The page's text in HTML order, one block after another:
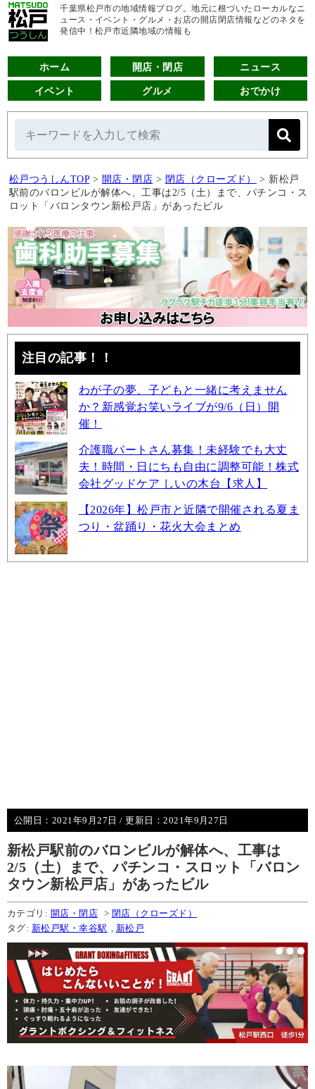
千葉県松戸市の地域情報ブログ。地元に根づいたローカルなニ
ュース・イベント・グルメ・お店の開店閉店情報などのネタを
発信中！松戸市近隣地域の情報も
ホーム 開店・閉店 ニュース
イベント グルメ おでかけ
松戸つうしんTOP > 開店・閉店 > 閉店（クローズド） > 新松戸
駅前のバロンビルが解体へ、工事は2/5（土）まで、パチンコ・ス
ロット「バロンタウン新松戸店」があったビル
注目の記事！！
わが子の夢、子どもと一緒に考えません
か？新感覚お笑いライブが9/6（日）開
催！
介護職パートさん募集！未経験でも大丈
夫！時間・日にちも自由に調整可能！株式
会社グッドケア しいの木台【求人】
【2026年】松戸市と近隣で開催される夏ま
つり・盆踊り・花火大会まとめ
公開日： 2021年9月27日 / 更新日：2021年9月27日
新松戸駅前のバロンビルが解体へ、工事は
2/5（土）まで、パチンコ・スロット「バロン
タウン新松戸店」があったビル
カテゴリ: 開店・閉店 > 閉店（クローズド）
タグ: 新松戸駅・幸谷駅 新松戸